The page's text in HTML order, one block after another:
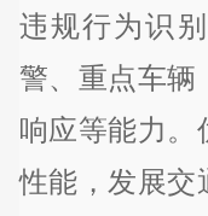
违规行为识
警、重点车辆
响应等能力。
性能，发展交